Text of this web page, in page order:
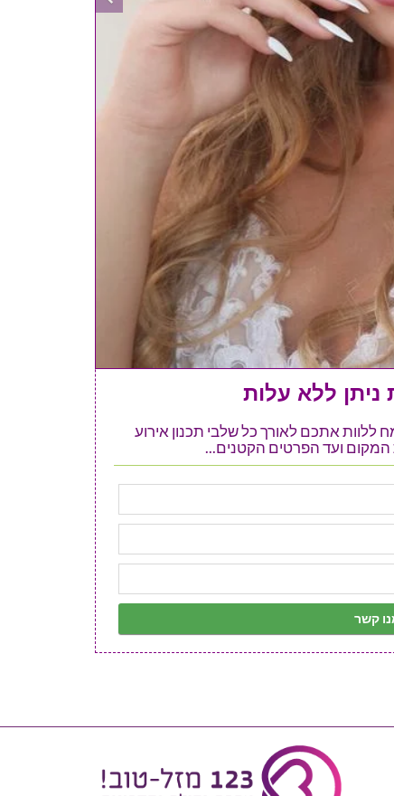
ניתן ללא עלות
123 מזל טוב ישמח ללוות אתכם לאורך כל שלבי תכנון אירוע
ועד הפרטים הקטנים...